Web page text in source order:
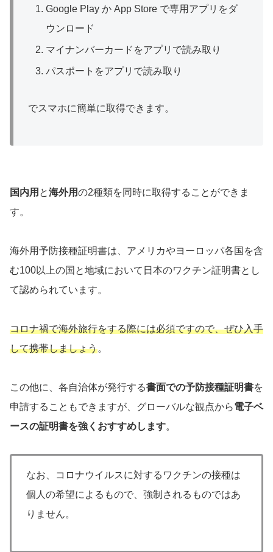
Google Play か App Store で専用アプリをダ
ウンロード
マイナンバーカードをアプリで読み取り
パスポートをアプリで読み取り
でスマホに簡単に取得できます。
国内用 と海外用の2種類を同時に取得することができま
す。
海外用予防接種証明書は、アメリカやヨーロッパ各国を含
む100以上の国と地域において日本のワクチン証明書とし
て認められています。
コロナ禍で海外旅行をする際には必須ですので、ぜひ入手
して携帯しましょう。
この他に、各自治体が発行する書面での予防接種証明書を
申請することもできますが、グローバルな観点から電子ベ
ースの証明書を強くおすすめします。
なお、コロナウイルスに対するワクチンの接種は
個人の希望によるもので、強制されるものではあ
りません。